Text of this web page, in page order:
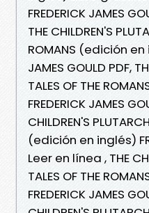
FREDERICK JAMES
THE CHILDREN'S
ROMANS (edición en
JAMES GOULD PDF,
TALES OF THE
FREDERICK JAMES
CHILDREN'S
(edición en inglés)
Leer en línea , THE
TALES OF THE
FREDERICK JAMES